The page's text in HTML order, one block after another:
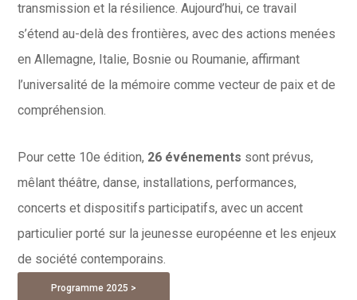
transmission et la résilience. Aujourd’hui, ce travail
s’étend au-delà des frontières, avec des actions menées
en Allemagne, Italie, Bosnie ou Roumanie, affirmant
l’universalité de la mémoire comme vecteur de paix et de
compréhension.
Pour cette 10e édition, 26 événements sont prévus,
mêlant théâtre, danse, installations, performances,
concerts et dispositifs participatifs, avec un accent
particulier porté sur la jeunesse européenne et les enjeux
de société contemporains.
Programme 2025 >